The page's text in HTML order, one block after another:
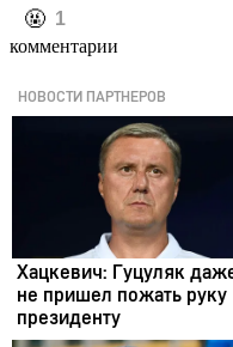
️🤬 1
комментарии